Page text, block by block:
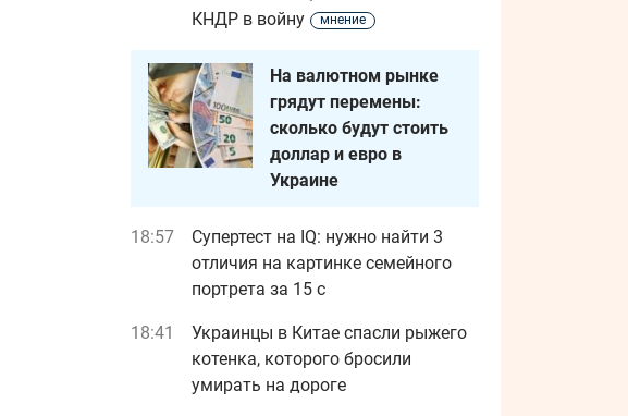
КНДР в войну
мнение
На валютном рынке
грядут перемены:
сколько будут стоить
доллар и евро в
Украине
18:57
Супертест на IQ: нужно найти 3
отличия на картинке семейного
портрета за 15 с
18:41
Украинцы в Китае спасли рыжего
котенка, которого бросили
умирать на дороге